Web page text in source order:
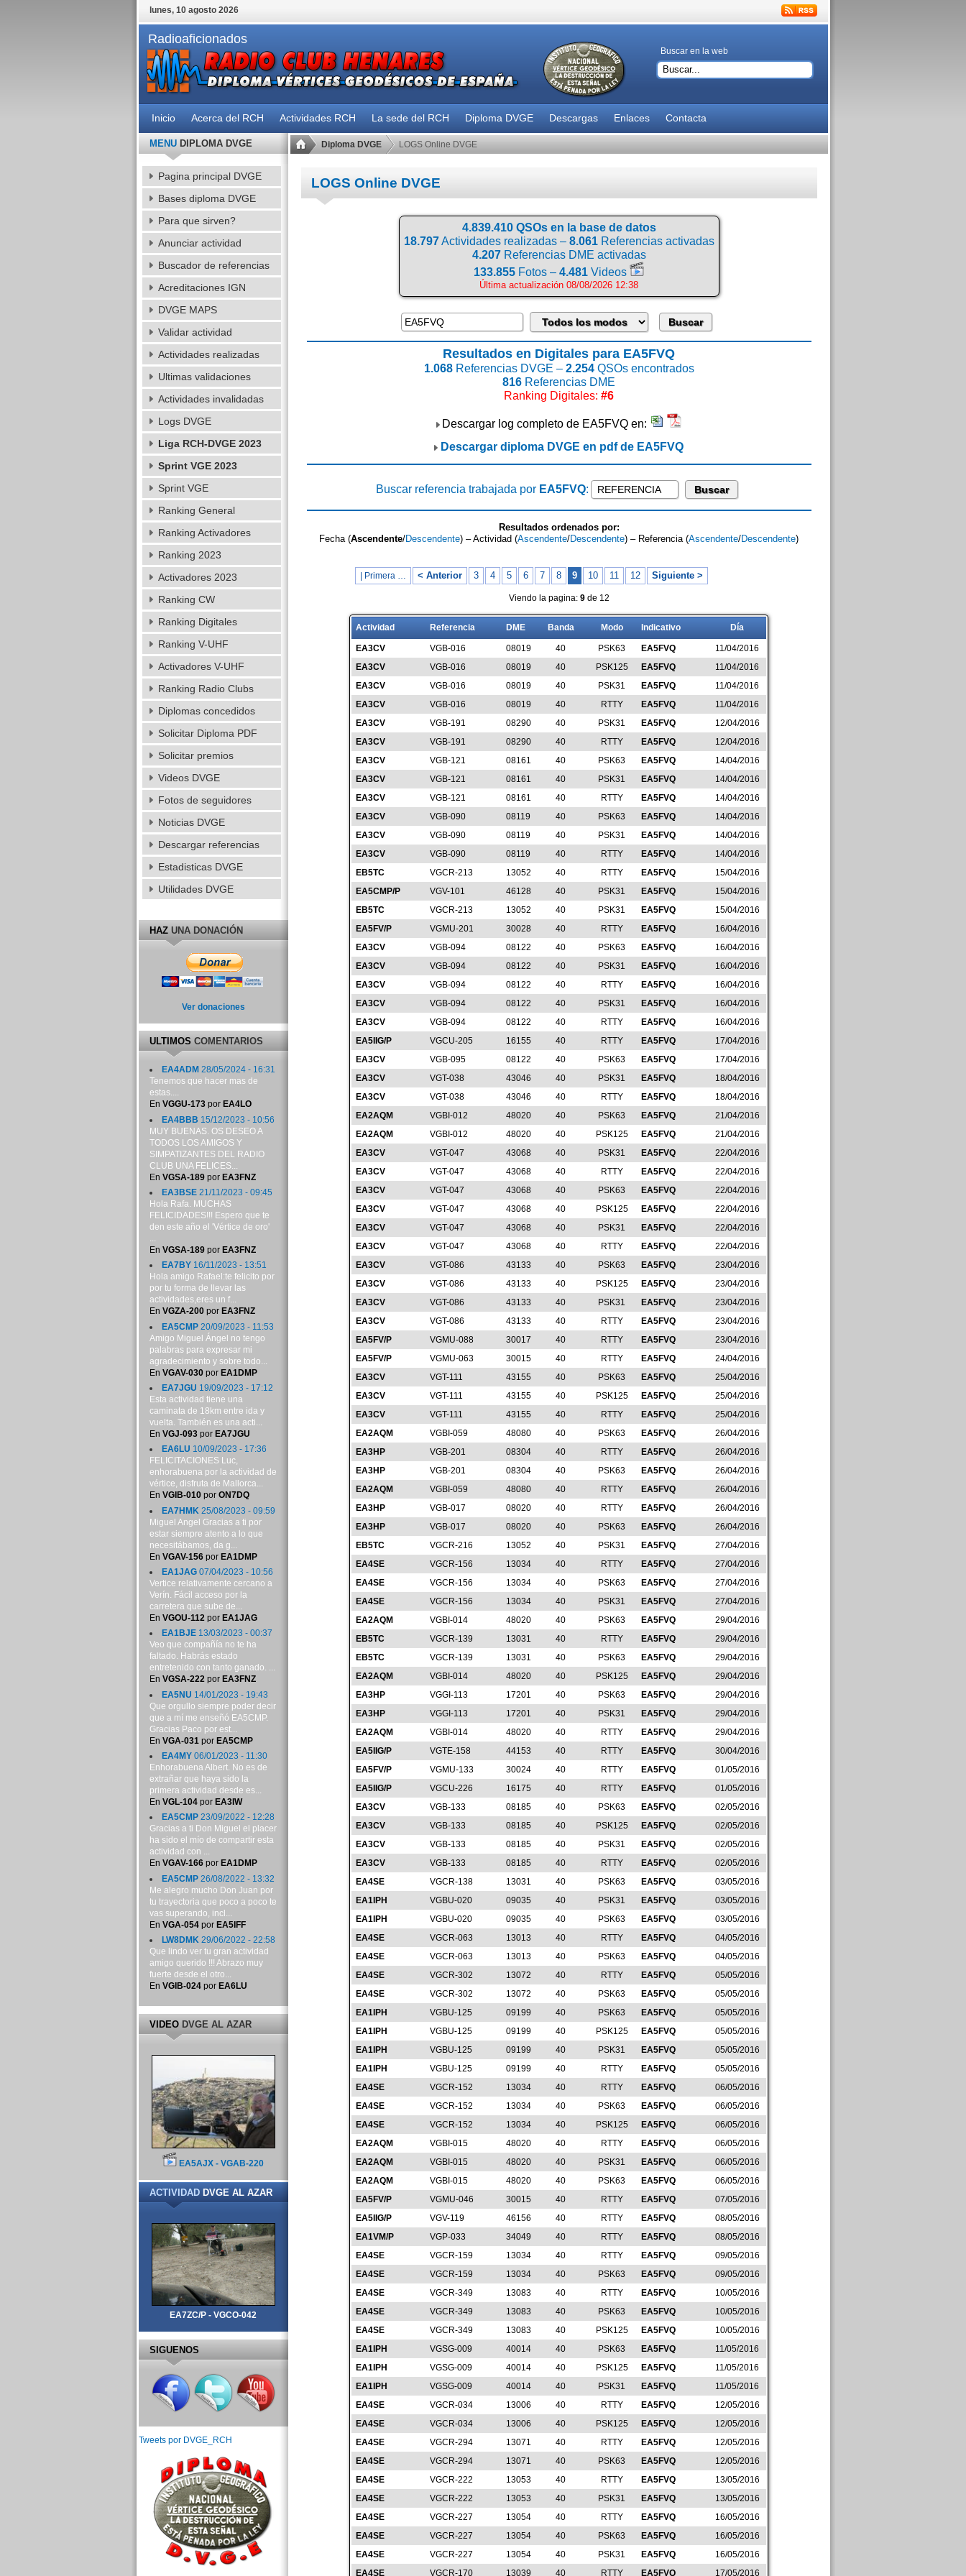
lunes, 10 agosto 2026
Radioaficionados
Buscar en la web
Inicio Acerca del RCH Actividades RCH La sede del RCH Diploma DVGE Descargas Enlaces Contacta
Diploma DVGE LOGS Online DVGE
LOGS Online DVGE
4.839.410 QSOs en la base de datos
18.797Actividades realizadas – 8.061Referencias activadas
4.207Referencias DME activadas
133.855 Fotos – 4.481 Videos
Última actualización 08/08/2026 12:38
Resultados en Digitales para EA5FVQ
1.068Referencias DVGE – 2.254QSOs encontrados
816 Referencias DME
Ranking Digitales: #6
Descargar log completo de EA5FVQ en:
Descargar diploma DVGE en pdf de EA5FVQ
Buscar referencia trabajada por EA5FVQ:
Resultados ordenados por:
Fecha (Ascendente/Descendente) – Actividad (Ascendente/Descendente) – Referencia (Ascendente/Descendente)
| Primera … < Anterior 3 4 5 6 7 8 9 10 11 12 Siguiente >
Viendo la pagina: 9de 12
Actividad Referencia DME Banda Modo Indicativo Día
EA3CV VGB-016 08019 40 PSK63 EA5FVQ
11/04/2016
EA3CV
VGB-016 08019 40 PSK125 EA5FVQ
11/04/2016
EA3CV
VGB-016 08019 40 PSK31 EA5FVQ
11/04/2016
EA3CV
VGB-016 08019 40 RTTY EA5FVQ
11/04/2016
EA3CV
VGB-191 08290 40 PSK31 EA5FVQ
12/04/2016
EA3CV
VGB-191 08290 40 RTTY EA5FVQ
12/04/2016
EA3CV
VGB-121 08161 40 PSK63 EA5FVQ
14/04/2016
EA3CV
VGB-121 08161 40 PSK31 EA5FVQ
14/04/2016
EA3CV
VGB-121 08161 40 RTTY EA5FVQ
14/04/2016
EA3CV
VGB-090 08119 40 PSK63 EA5FVQ
14/04/2016
EA3CV
VGB-090 08119 40 PSK31 EA5FVQ
14/04/2016
EA3CV
VGB-090 08119 40 RTTY EA5FVQ
14/04/2016
EB5TC
VGCR-213 13052 40 RTTY EA5FVQ
15/04/2016
EA5CMP/P
VGV-101 46128 40 PSK31 EA5FVQ
15/04/2016
EB5TC
VGCR-213 13052 40 PSK31 EA5FVQ
15/04/2016
EA5FV/P
VGMU-201 30028 40 RTTY EA5FVQ
16/04/2016
EA3CV
VGB-094 08122 40 PSK63 EA5FVQ
16/04/2016
EA3CV
VGB-094 08122 40 PSK31 EA5FVQ
16/04/2016
EA3CV
VGB-094 08122 40 RTTY EA5FVQ
16/04/2016
EA3CV
VGB-094 08122 40 PSK31 EA5FVQ
16/04/2016
EA3CV
VGB-094 08122 40 RTTY EA5FVQ
16/04/2016
EA5IIG/P
VGCU-205 16155 40 RTTY EA5FVQ
17/04/2016
EA3CV
VGB-095 08122 40 PSK63 EA5FVQ
17/04/2016
EA3CV
VGT-038 43046 40 PSK31 EA5FVQ
18/04/2016
EA3CV
VGT-038 43046 40 RTTY EA5FVQ
18/04/2016
EA2AQM
VGBI-012 48020 40 PSK63 EA5FVQ
21/04/2016
EA2AQM
VGBI-012 48020 40 PSK125 EA5FVQ
21/04/2016
EA3CV
VGT-047 43068 40 PSK31 EA5FVQ
22/04/2016
EA3CV
VGT-047 43068 40 RTTY EA5FVQ
22/04/2016
EA3CV
VGT-047 43068 40 PSK63 EA5FVQ
22/04/2016
EA3CV
VGT-047 43068 40 PSK125 EA5FVQ
22/04/2016
EA3CV
VGT-047 43068 40 PSK31 EA5FVQ
22/04/2016
EA3CV
VGT-047 43068 40 RTTY EA5FVQ
22/04/2016
EA3CV
VGT-086 43133 40 PSK63 EA5FVQ
23/04/2016
EA3CV
VGT-086 43133 40 PSK125 EA5FVQ
23/04/2016
EA3CV
VGT-086 43133 40 PSK31 EA5FVQ
23/04/2016
EA3CV
VGT-086 43133 40 RTTY EA5FVQ
23/04/2016
EA5FV/P
VGMU-088 30017 40 RTTY EA5FVQ
23/04/2016
EA5FV/P
VGMU-063 30015 40 RTTY EA5FVQ
24/04/2016
EA3CV
VGT-111 43155 40 PSK63 EA5FVQ
25/04/2016
EA3CV
VGT-111 43155 40 PSK125 EA5FVQ
25/04/2016
EA3CV
VGT-111 43155 40 RTTY EA5FVQ
25/04/2016
EA2AQM
VGBI-059 48080 40 PSK63 EA5FVQ
26/04/2016
EA3HP
VGB-201 08304 40 RTTY EA5FVQ
26/04/2016
EA3HP
VGB-201 08304 40 PSK63 EA5FVQ
26/04/2016
EA2AQM
VGBI-059 48080 40 RTTY EA5FVQ
26/04/2016
EA3HP
VGB-017 08020 40 RTTY EA5FVQ
26/04/2016
EA3HP
VGB-017 08020 40 PSK63 EA5FVQ
26/04/2016
EB5TC
VGCR-216 13052 40 PSK31 EA5FVQ
27/04/2016
EA4SE
VGCR-156 13034 40 RTTY EA5FVQ
27/04/2016
EA4SE
VGCR-156 13034 40 PSK63 EA5FVQ
27/04/2016
EA4SE
VGCR-156 13034 40 PSK31 EA5FVQ
27/04/2016
EA2AQM
VGBI-014 48020 40 PSK63 EA5FVQ
29/04/2016
EB5TC
VGCR-139 13031 40 RTTY EA5FVQ
29/04/2016
EB5TC
VGCR-139 13031 40 PSK63 EA5FVQ
29/04/2016
EA2AQM
VGBI-014 48020 40 PSK125 EA5FVQ
29/04/2016
EA3HP
VGGI-113 17201 40 PSK63 EA5FVQ
29/04/2016
EA3HP
VGGI-113 17201 40 PSK31 EA5FVQ
29/04/2016
EA2AQM
VGBI-014 48020 40 RTTY EA5FVQ
29/04/2016
EA5IIG/P
VGTE-158 44153 40 RTTY EA5FVQ
30/04/2016
EA5FV/P
VGMU-133 30024 40 RTTY EA5FVQ
01/05/2016
EA5IIG/P
VGCU-226 16175 40 RTTY EA5FVQ
01/05/2016
EA3CV
VGB-133 08185 40 PSK63 EA5FVQ
02/05/2016
EA3CV
VGB-133 08185 40 PSK125 EA5FVQ
02/05/2016
EA3CV
VGB-133 08185 40 PSK31 EA5FVQ
02/05/2016
EA3CV
VGB-133 08185 40 RTTY EA5FVQ
02/05/2016
EA4SE
VGCR-138 13031 40 PSK63 EA5FVQ
03/05/2016
EA1IPH
VGBU-020 09035 40 PSK31 EA5FVQ
03/05/2016
EA1IPH
VGBU-020 09035 40 PSK63 EA5FVQ
03/05/2016
EA4SE
VGCR-063 13013 40 RTTY EA5FVQ
04/05/2016
EA4SE
VGCR-063 13013 40 PSK63 EA5FVQ
04/05/2016
EA4SE
VGCR-302 13072 40 RTTY EA5FVQ
05/05/2016
EA4SE
VGCR-302 13072 40 PSK63 EA5FVQ
05/05/2016
EA1IPH
VGBU-125 09199 40 PSK63 EA5FVQ
05/05/2016
EA1IPH
VGBU-125 09199 40 PSK125 EA5FVQ
05/05/2016
EA1IPH
VGBU-125 09199 40 PSK31 EA5FVQ
05/05/2016
EA1IPH
VGBU-125 09199 40 RTTY EA5FVQ
05/05/2016
EA4SE
VGCR-152 13034 40 RTTY EA5FVQ
06/05/2016
EA4SE
VGCR-152 13034 40 PSK63 EA5FVQ
06/05/2016
EA4SE
VGCR-152 13034 40 PSK125 EA5FVQ
06/05/2016
EA2AQM
VGBI-015 48020 40 RTTY EA5FVQ
06/05/2016
EA2AQM
VGBI-015 48020 40 PSK31 EA5FVQ
06/05/2016
EA2AQM
VGBI-015 48020 40 PSK63 EA5FVQ
06/05/2016
EA5FV/P
VGMU-046 30015 40 RTTY EA5FVQ
07/05/2016
EA5IIG/P
VGV-119 46156 40 RTTY EA5FVQ
08/05/2016
EA1VM/P
VGP-033 34049 40 RTTY EA5FVQ
08/05/2016
EA4SE
VGCR-159 13034 40 RTTY EA5FVQ
09/05/2016
EA4SE
VGCR-159 13034 40 PSK63 EA5FVQ
09/05/2016
EA4SE
VGCR-349 13083 40 RTTY EA5FVQ
10/05/2016
EA4SE
VGCR-349 13083 40 PSK63 EA5FVQ
10/05/2016
EA4SE
VGCR-349 13083 40 PSK125 EA5FVQ
10/05/2016
EA1IPH
VGSG-009 40014 40 PSK63 EA5FVQ
11/05/2016
EA1IPH
VGSG-009 40014 40 PSK125 EA5FVQ
11/05/2016
EA1IPH
VGSG-009 40014 40 PSK31 EA5FVQ
11/05/2016
EA4SE
VGCR-034 13006 40 RTTY EA5FVQ
12/05/2016
EA4SE
VGCR-034 13006 40 PSK125 EA5FVQ
12/05/2016
EA4SE
VGCR-294 13071 40 RTTY EA5FVQ
12/05/2016
EA4SE
VGCR-294 13071 40 PSK63 EA5FVQ
12/05/2016
EA4SE
VGCR-222 13053 40 RTTY EA5FVQ
13/05/2016
EA4SE
VGCR-222 13053 40 PSK31 EA5FVQ
13/05/2016
EA4SE
VGCR-227 13054 40 RTTY EA5FVQ
16/05/2016
EA4SE
VGCR-227 13054 40 PSK63 EA5FVQ
16/05/2016
EA4SE
VGCR-227 13054 40 PSK31 EA5FVQ
16/05/2016
EA4SE
VGCR-170 13039 40 RTTY EA5FVQ 17/05/2016
MENUDIPLOMA DVGE
Pagina principal DVGE
Bases diploma DVGE
Para que sirven?
Anunciar actividad
Buscador de referencias
Acreditaciones IGN
DVGE MAPS
Validar actividad
Actividades realizadas
Ultimas validaciones
Actividades invalidadas
Logs DVGE
Liga RCH-DVGE 2023
Sprint VGE 2023
Sprint VGE
Ranking General
Ranking Activadores
Ranking 2023
Activadores 2023
Ranking CW
Ranking Digitales
Ranking V-UHF
Activadores V-UHF
Ranking Radio Clubs
Diplomas concedidos
Solicitar Diploma PDF
Solicitar premios
Videos DVGE
Fotos de seguidores
Noticias DVGE
Descargar referencias
Estadisticas DVGE
Utilidades DVGE
HAZUNA DONACIÓN
Ver donaciones
ULTIMOSCOMENTARIOS
EA4ADM 28/05/2024 - 16:31
Tenemos que hacer mas de
estas....
En VGGU-173por EA4LO
EA4BBB 15/12/2023 - 10:56
MUY BUENAS. OS DESEO A
TODOS LOS AMIGOS Y
SIMPATIZANTES DEL RADIO
CLUB UNA FELICES...
En VGSA-189por EA3FNZ
EA3BSE21/11/2023 - 09:45
Hola Rafa. MUCHAS
FELICIDADES!!! Espero que te
den este año el 'Vértice de oro'
...
En VGSA-189por EA3FNZ
EA7BY16/11/2023 - 13:51
Hola amigo Rafael:te felicito por
por tu forma de llevar las
actividades,eres un f...
En VGZA-200por EA3FNZ
EA5CMP20/09/2023 - 11:53
Amigo Miguel Ángel no tengo
palabras para expresar mi
agradecimiento y sobre todo...
En VGAV-030por EA1DMP
EA7JGU 19/09/2023 - 17:12
Esta actividad tiene una
caminata de 18km entre ida y
vuelta. También es una acti...
En VGJ-093por EA7JGU
EA6LU 10/09/2023 - 17:36
FELICITACIONES Luc,
enhorabuena por la actividad de
vértice, disfruta de Mallorca...
En VGIB-010por ON7DQ
EA7HMK 25/08/2023 - 09:59
Miguel Angel Gracias a ti por
estar siempre atento a lo que
necesitábamos, da g...
En VGAV-156por EA1DMP
EA1JAG07/04/2023 - 10:56
Vertice relativamente cercano a
Verín. Fácil acceso por la
carretera que sube de...
En VGOU-112por EA1JAG
EA1BJE13/03/2023 - 00:37
Veo que compañía no te ha
faltado. Habrás estado
entretenido con tanto ganado. ...
En VGSA-222por EA3FNZ
EA5NU 14/01/2023 - 19:43
Que orgullo siempre poder decir
que a mí me enseñó EA5CMP.
Gracias Paco por est...
En VGA-031 por EA5CMP
EA4MY06/01/2023 - 11:30
Enhorabuena Albert. No es de
extrañar que haya sido la
primera actividad desde es...
En VGL-104por EA3IW
EA5CMP23/09/2022 - 12:28
Gracias a ti Don Miguel el placer
ha sido el mío de compartir esta
actividad con ...
En VGAV-166por EA1DMP
EA5CMP26/08/2022 - 13:32
Me alegro mucho Don Juan por
tu trayectoria que poco a poco te
vas superando, incl...
En VGA-054por EA5IFF
LW8DMK29/06/2022 - 22:58
Que lindo ver tu gran actividad
amigo querido !!! Abrazo muy
fuerte desde el otro...
En VGIB-024por EA6LU
VIDEODVGE AL AZAR
EA5AJX - VGAB-220
ACTIVIDADDVGE AL AZAR
EA7ZC/P - VGCO-042
SIGUENOS
Tweets por DVGE_RCH